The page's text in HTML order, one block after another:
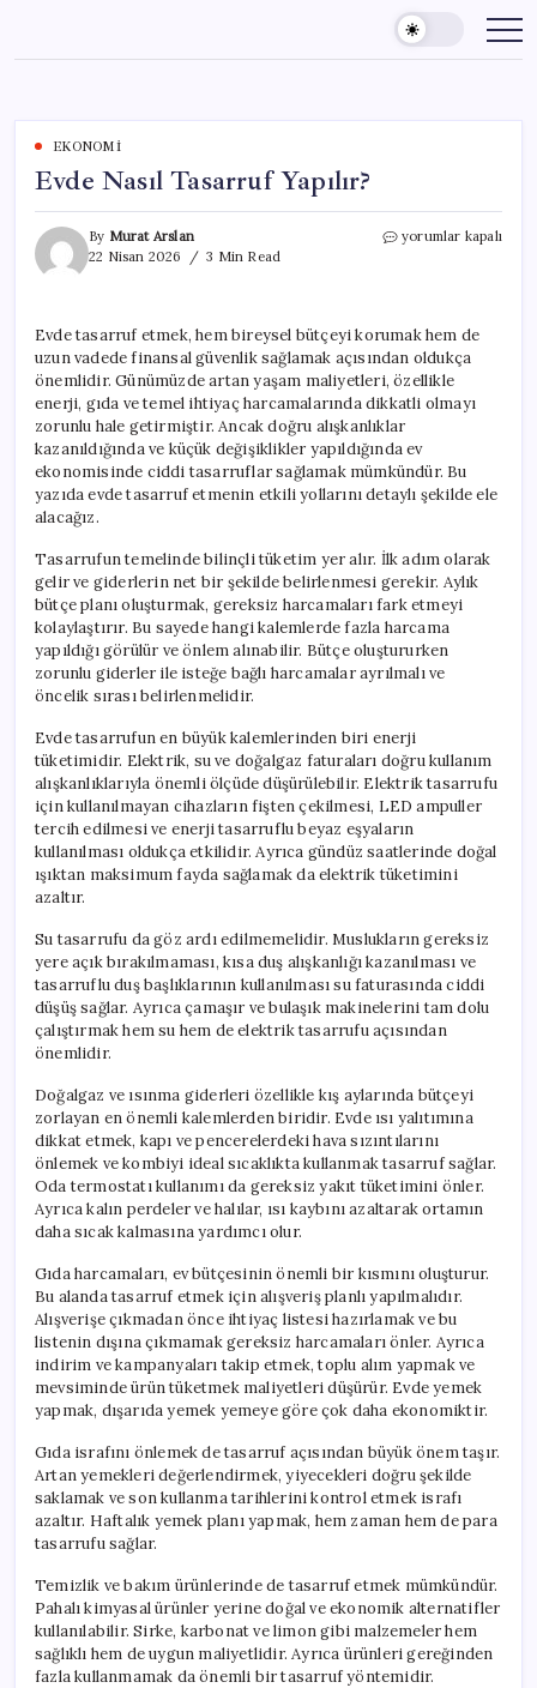
content
EKONOMI
Evde Nasıl Tasarruf Yapılır?
By Murat Arslan
22 Nisan 2026
3 Min Read
Evde
yorumlar kapalı
Evde tasarruf etmek, hem bireysel bütçeyi korumak hem de
uzun vadede finansal güvenlik sağlamak açısından oldukça
önemlidir. Günümüzde artan yaşam maliyetleri, özellikle
enerji, gıda ve temel ihtiyaç harcamalarında dikkatli olmayı
zorunlu hale getirmiştir. Ancak doğru alışkanlıklar
kazanıldığında ve küçük değişiklikler yapıldığında ev
ekonomisinde ciddi tasarruflar sağlamak mümkündür. Bu
yazıda evde tasarruf etmenin etkili yollarını detaylı şekilde ele
alacağız.
Tasarrufun temelinde bilinçli tüketim yer alır. İlk adım olarak
gelir ve giderlerin net bir şekilde belirlenmesi gerekir. Aylık
bütçe planı oluşturmak, gereksiz harcamaları fark etmeyi
kolaylaştırır. Bu sayede hangi kalemlerde fazla harcama
yapıldığı görülür ve önlem alınabilir. Bütçe oluştururken
zorunlu giderler ile isteğe bağlı harcamalar ayrılmalı ve
öncelik sırası belirlenmelidir.
Evde tasarrufun en büyük kalemlerinden biri enerji
tüketimidir. Elektrik, su ve doğalgaz faturaları doğru kullanım
alışkanlıklarıyla önemli ölçüde düşürülebilir. Elektrik tasarrufu
için kullanılmayan cihazların fişten çekilmesi, LED ampuller
tercih edilmesi ve enerji tasarruflu beyaz eşyaların
kullanılması oldukça etkilidir. Ayrıca gündüz saatlerinde doğal
ışıktan maksimum fayda sağlamak da elektrik tüketimini
azaltır.
Su tasarrufu da göz ardı edilmemelidir. Muslukların gereksiz
yere açık bırakılmaması, kısa duş alışkanlığı kazanılması ve
tasarruflu duş başlıklarının kullanılması su faturasında ciddi
düşüş sağlar. Ayrıca çamaşır ve bulaşık makinelerini tam dolu
çalıştırmak hem su hem de elektrik tasarrufu açısından
önemlidir.
Doğalgaz ve ısınma giderleri özellikle kış aylarında bütçeyi
zorlayan en önemli kalemlerden biridir. Evde ısı yalıtımına
dikkat etmek, kapı ve pencerelerdeki hava sızıntılarını
önlemek ve kombiyi ideal sıcaklıkta kullanmak tasarruf sağlar.
Oda termostatı kullanımı da gereksiz yakıt tüketimini önler.
Ayrıca kalın perdeler ve halılar, ısı kaybını azaltarak ortamın
daha sıcak kalmasına yardımcı olur.
Gıda harcamaları, ev bütçesinin önemli bir kısmını oluşturur.
Bu alanda tasarruf etmek için alışveriş planlı yapılmalıdır.
Alışverişe çıkmadan önce ihtiyaç listesi hazırlamak ve bu
listenin dışına çıkmamak gereksiz harcamaları önler. Ayrıca
indirim ve kampanyaları takip etmek, toplu alım yapmak ve
mevsiminde ürün tüketmek maliyetleri düşürür. Evde yemek
yapmak, dışarıda yemek yemeye göre çok daha ekonomiktir.
Gıda israfını önlemek de tasarruf açısından büyük önem taşır.
Artan yemekleri değerlendirmek, yiyecekleri doğru şekilde
saklamak ve son kullanma tarihlerini kontrol etmek israfı
azaltır. Haftalık yemek planı yapmak, hem zaman hem de para
tasarrufu sağlar.
Temizlik ve bakım ürünlerinde de tasarruf etmek mümkündür.
Pahalı kimyasal ürünler yerine doğal ve ekonomik alternatifler
kullanılabilir. Sirke, karbonat ve limon gibi malzemeler hem
sağlıklı hem de uygun maliyetlidir. Ayrıca ürünleri gereğinden
fazla kullanmamak da önemli bir tasarruf yöntemidir.